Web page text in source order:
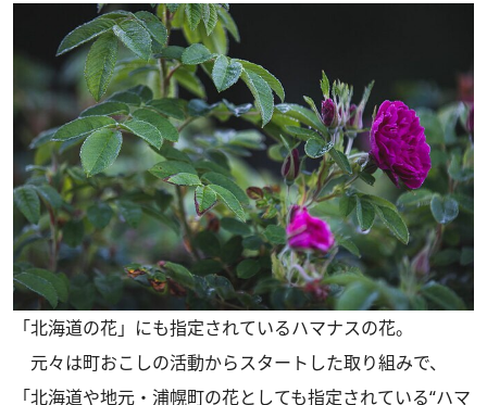
「北海道の花」にも指定されているハマナスの花。
元々は町おこしの活動からスタートした取り組みで、
「北海道や地元・浦幌町の花としても指定されている“ハマ